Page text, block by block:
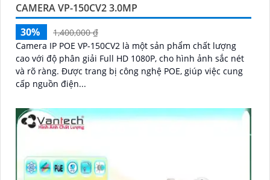
CAMERA VP-150CV2 3.0MP
30%
1,400,000 ₫
Camera IP POE VP-150CV2 là một sản phẩm chất lượng
cao với độ phân giải Full HD 1080P, cho hình ảnh sắc nét
và rõ ràng. Được trang bị công nghệ POE, giúp việc cung
cấp nguồn điện...